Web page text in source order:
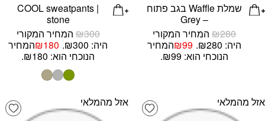
שמלת Waffle בגב פתוח
– Grey
₪280
המחיר המקורי
היה: ₪280.
₪99
המחיר
הנוכחי הוא: ₪99.
COOL sweatpants |
stone
₪300
המחיר המקורי
היה: ₪300.
₪180
המחיר
הנוכחי הוא: ₪180.
Add wishlist אזל מהמלאי אזל מהמלאי